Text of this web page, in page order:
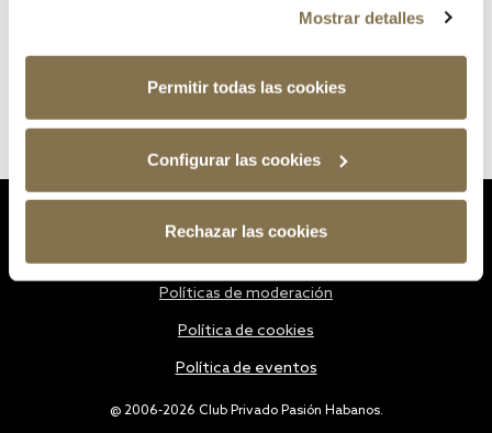
Mostrar detalles
Permitir todas las cookies
Configurar las cookies
Rechazar las cookies
@ 2006-2026 Club Privado Pasión Habanos.
Políticas de moderación
Política de cookies
Política de eventos